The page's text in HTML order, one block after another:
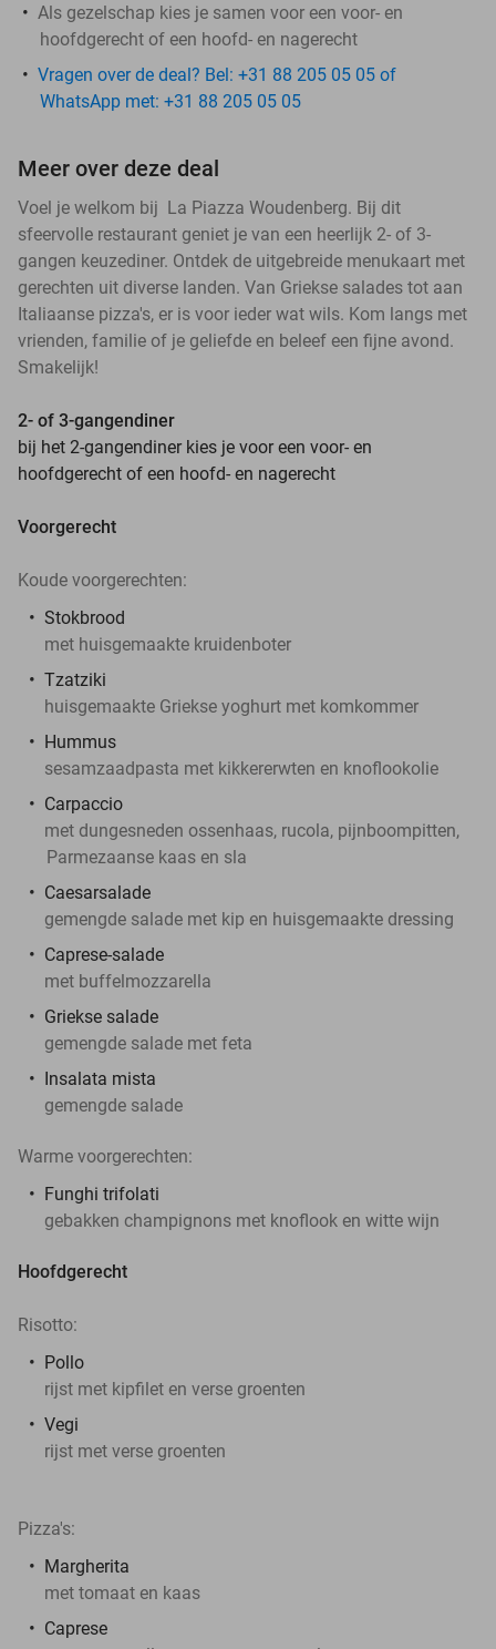
Als gezelschap kies je samen voor een voor- en
hoofdgerecht of een hoofd- en nagerecht
Vragen over de deal? Bel: +31 88 205 05 05 of
WhatsApp met: +31 88 205 05 05
Meer over deze deal
Voel je welkom bij La Piazza Woudenberg. Bij dit
sfeervolle restaurant geniet je van een heerlijk 2- of 3-
gangen keuzediner. Ontdek de uitgebreide menukaart met
gerechten uit diverse landen. Van Griekse salades tot aan
Italiaanse pizza's, er is voor ieder wat wils. Kom langs met
vrienden, familie of je geliefde en beleef een fijne avond.
Smakelijk!
2- of 3-gangendiner
bij het 2-gangendiner kies je voor een voor- en
hoofdgerecht of een hoofd- en nagerecht
Voorgerecht
Koude voorgerechten:
Stokbrood
met huisgemaakte kruidenboter
Tzatziki
huisgemaakte Griekse yoghurt met komkommer
Hummus
sesamzaadpasta met kikkererwten en knoflookolie
Carpaccio
met dungesneden ossenhaas, rucola, pijnboompitten,
Parmezaanse kaas en sla
Caesarsalade
gemengde salade met kip en huisgemaakte dressing
Caprese-salade
met buffelmozzarella
Griekse salade
gemengde salade met feta
Insalata mista
gemengde salade
Warme voorgerechten:
Funghi trifolati
gebakken champignons met knoflook en witte wijn
Hoofdgerecht
Risotto:
Pollo
rijst met kipfilet en verse groenten
Vegi
rijst met verse groenten
Pizza's:
Margherita
met tomaat en kaas
Caprese